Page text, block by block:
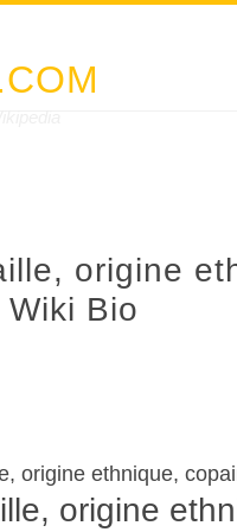
origine
Bio
origine ethnique,
origine